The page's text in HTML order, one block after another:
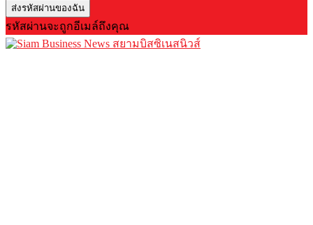
รหัสผ่านจะถูกอีเมล์ถึงคุณ
สยามบิสซิเนสนิวส์